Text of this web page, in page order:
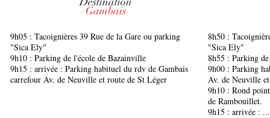
Gambais
9h05 : Tacoignières 39 Rue de la Gare ou parking
"Sica Ely"
9h10 : Parking de l'école de Bazainville
9h15 : arrivée : Parking habituel du rdv de Gambais
carrefour Av. de Neuville et route de St Léger
8h50 :
"Sica Ely"
8h55 : Parking
9h00 : Parking
Av. de Neuville
9h10 : Rond
de Rambouillet.
9h15 : arrivée : ...